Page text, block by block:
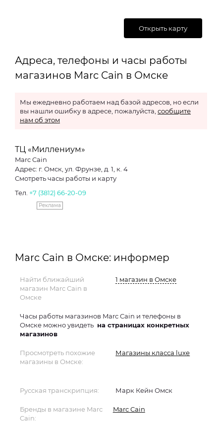
Открыть карту
Адреса, телефоны и часы работы
магазинов Marc Cain в Омске
Мы ежедневно работаем над базой адресов, но если
вы нашли ошибку в адресе, пожалуйста, сообщите
нам об этом
ТЦ «Миллениум»
Marc Cain
Адрес: г. Омск, ул. Фрунзе, д. 1, к. 4
Смотреть часы работы и карту
Тел. +7 (3812) 66-20-09
Реклама
Marc Cain в Омске: информер
Найти ближайший
магазин Marc Cain в
Омске
1 магазин в Омске
Часы работы магазинов Marc Cain и телефоны в
Омске можно увидеть на страницах конкретных
магазинов
Просмотреть похожие
магазины в Омске:
Магазины класса luxe
Русская транскрипция: Марк Кейн Омск
Бренды в магазине Marc
Cain:
Marc Cain